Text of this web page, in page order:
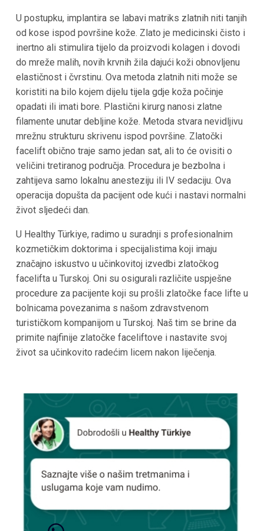
U postupku, implantira se labavi matriks zlatnih niti tanjih
od kose ispod površine kože. Zlato je medicinski čisto i
inertno ali stimulira tijelo da proizvodi kolagen i dovodi
do mreže malih, novih krvnih žila dajući koži obnovljenu
elastičnost i čvrstinu. Ova metoda zlatnih niti može se
koristiti na bilo kojem dijelu tijela gdje koža počinje
opadati ili imati bore. Plastični kirurg nanosi zlatne
filamente unutar debljine kože. Metoda stvara nevidljivu
mrežnu strukturu skrivenu ispod površine. Zlatočki
facelift obično traje samo jedan sat, ali to će ovisiti o
veličini tretiranog područja. Procedura je bezbolna i
zahtijeva samo lokalnu anesteziju ili IV sedaciju. Ova
operacija dopušta da pacijent ode kući i nastavi normalni
život sljedeći dan.
U Healthy Türkiye, radimo u suradnji s profesionalnim
kozmetičkim doktorima i specijalistima koji imaju
značajno iskustvo u učinkovitoj izvedbi zlatočkog
facelifta u Turskoj. Oni su osigurali različite uspješne
procedure za pacijente koji su prošli zlatočke face lifte u
bolnicama povezanima s našom zdravstvenom
turističkom kompanijom u Turskoj. Naš tim se brine da
primite najfinije zlatočke faceliftove i nastavite svoj
život sa učinkovito radećim licem nakon liječenja.